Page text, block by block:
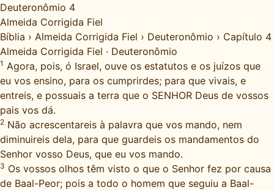
Deuteronômio 4
Almeida Corrigida Fiel
Bíblia › Almeida Corrigida Fiel › Deuteronômio › Capítulo 4
Almeida Corrigida Fiel · Deuteronômio
1 Agora, pois, ó Israel, ouve os estatutos e os juízos que
eu vos ensino, para os cumprirdes; para que vivais, e
entreis, e possuais a terra que o SENHOR Deus de vossos
pais vos dá.
2 Não acrescentareis à palavra que vos mando, nem
diminuireis dela, para que guardeis os mandamentos do
Senhor vosso Deus, que eu vos mando.
3 Os vossos olhos têm visto o que o Senhor fez por causa
de Baal-Peor; pois a todo o homem que seguiu a Baal-